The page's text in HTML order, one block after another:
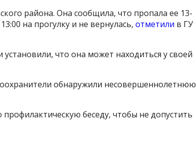
района. Она сообщила, что пропала ее 13-
на прогулку и не вернулась, отметили в ГУ
что она может находиться у своей
обнаружили несовершеннолетнюю
беседу, чтобы не допустить